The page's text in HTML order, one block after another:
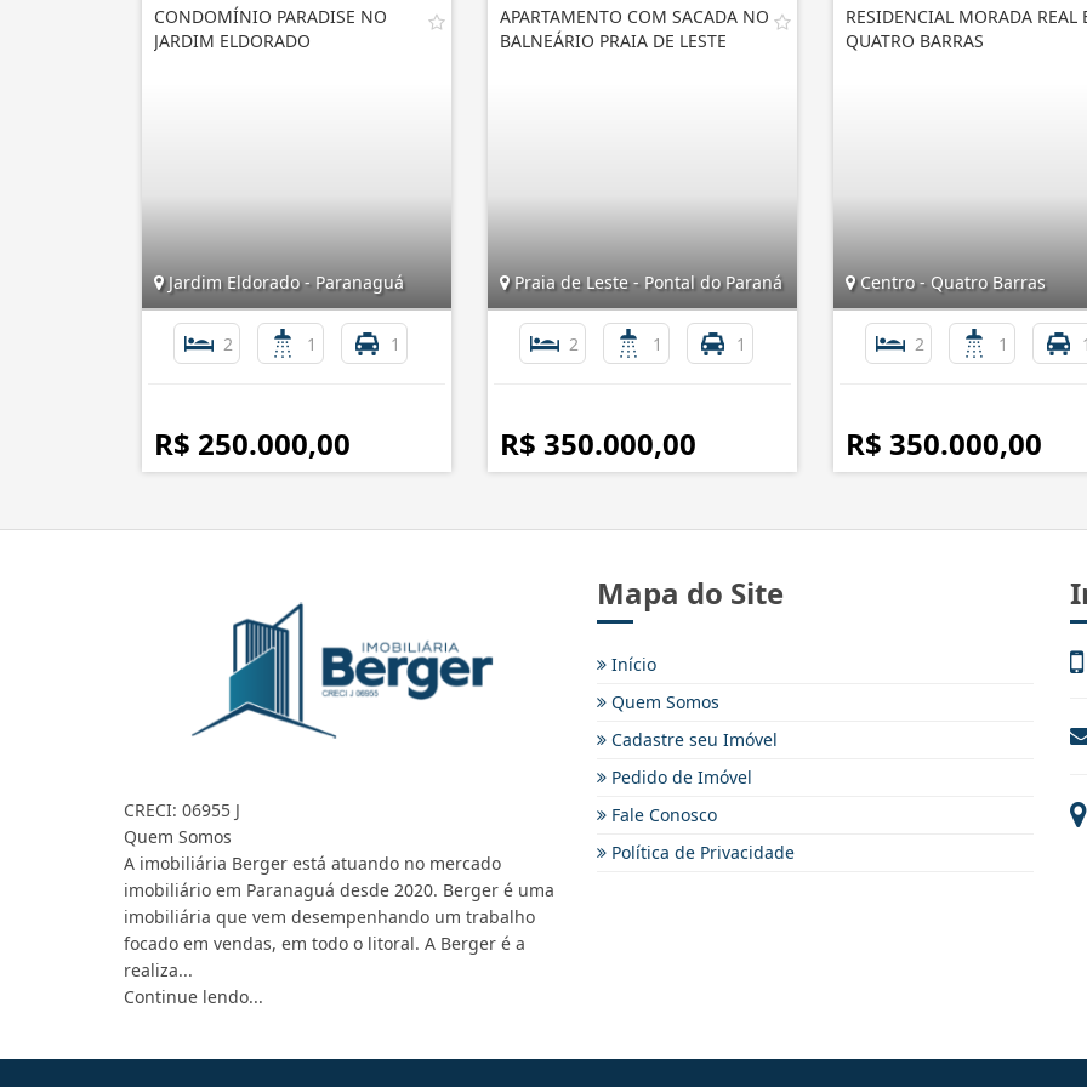
CONDOMÍNIO PARADISE NO
JARDIM ELDORADO
Jardim Eldorado - Paranaguá
2 1 1
R$ 250.000,00
APARTAMENTO COM SACADA NO
BALNEÁRIO PRAIA DE LESTE
Praia de Leste - Pontal do Paraná
2 1 1
R$ 350.000,00
RESIDENCIAL MORADA REAL
QUATRO BARRAS
Centro - Quatro Barras
2 1
R$ 350.000,00
CRECI: 06955 J
Quem Somos
A imobiliária Berger está atuando no mercado
imobiliário em Paranaguá desde 2020. Berger é uma
imobiliária que vem desempenhando um trabalho
focado em vendas, em todo o litoral. A Berger é a
realiza...
Continue lendo...
Mapa do Site
Início
Quem Somos
Cadastre seu Imóvel
Pedido de Imóvel
Fale Conosco
Política de Privacidade